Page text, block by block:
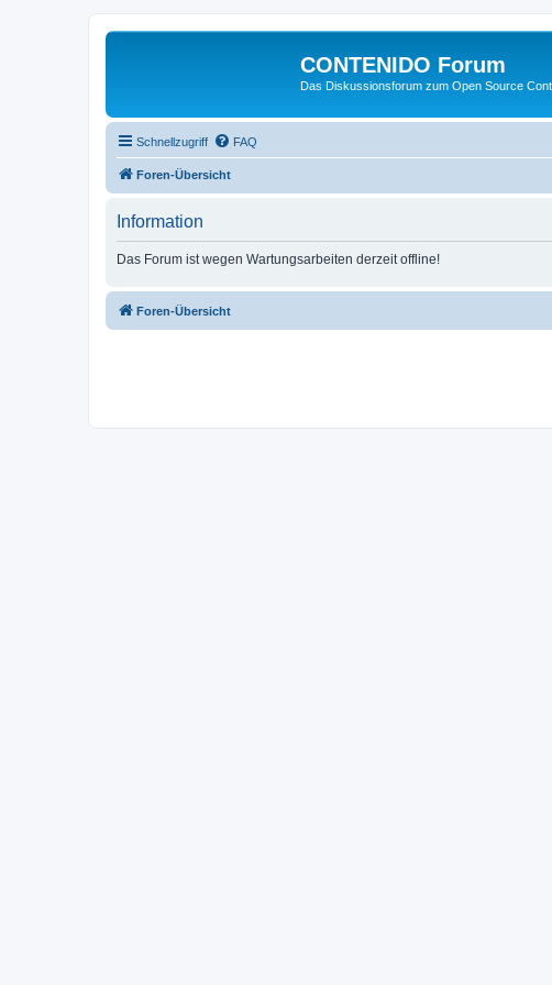
CONTENIDO Forum
Das Diskussionsforum zum Open Source
Schnellzugriff FAQ
Foren-Übersicht
Information
Das Forum ist wegen Wartungsarbeiten derzeit offline!
Foren-Übersicht